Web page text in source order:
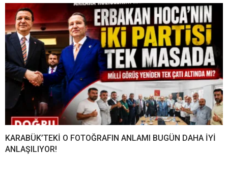
KARABÜK’TEKİ O FOTOĞRAFIN ANLAMI BUGÜN DAHA İYİ
ANLAŞILIYOR!